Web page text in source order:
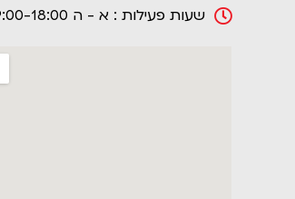
שעות פעילות : א - ה 09:00-18:00